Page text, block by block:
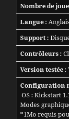
Nombre de
Langue :
Support :
Contrôleurs :
Version testée :
Configuration
OS : Kickstart
Modes
*1Mo requis